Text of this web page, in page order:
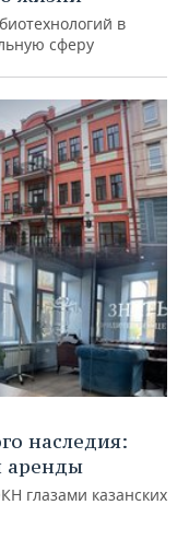
в
сферу
наследия:
аренды
глазами казанских